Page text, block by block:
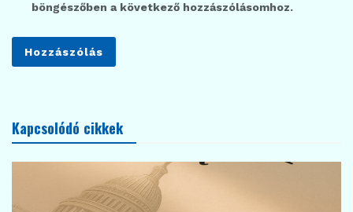
böngészőben a következő hozzászólásomhoz.
Kapcsolódó cikkek